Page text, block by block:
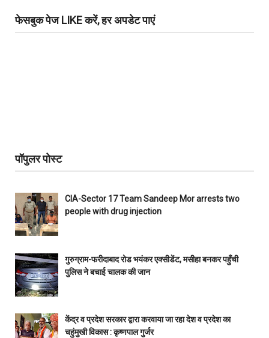
फेसबुक पेज LIKE करें, हर अपडेट पाएं
पॉपुलर पोस्ट
CIA-Sector 17 Team Sandeep Mor arrests two
people with drug injection
गुरुग्राम-फरीदाबाद रोड भयंकर एक्सीडेंट, मसीहा बनकर पहुँची
पुलिस ने बचाई चालक की जान
केंद्र व प्रदेश सरकार द्वारा करवाया जा रहा देश व प्रदेश का
चहुंमुखी विकास : कृष्णपाल गुर्जर